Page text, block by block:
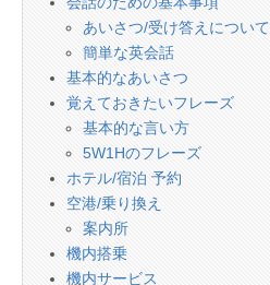
あいさつ/受け答えについて
簡単な英会話
基本的なあいさつ
覚えておきたいフレーズ
基本的な言い方
5W1Hのフレーズ
ホテル/宿泊 予約
空港/乗り換え
案内所
機内搭乗
機内サービス